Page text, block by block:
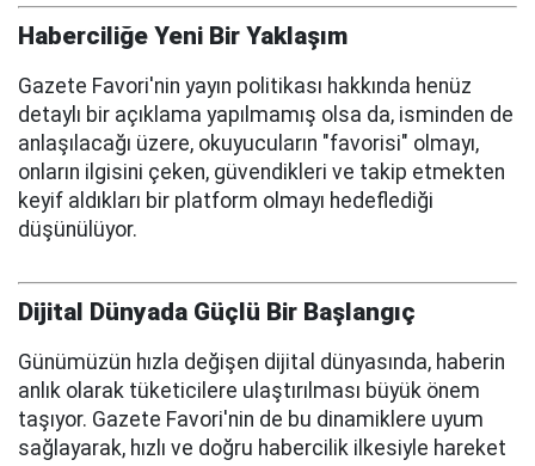
Haberciliğe Yeni Bir Yaklaşım
Gazete Favori'nin yayın politikası hakkında henüz
detaylı bir açıklama yapılmamış olsa da, isminden de
anlaşılacağı üzere, okuyucuların "favorisi" olmayı,
onların ilgisini çeken, güvendikleri ve takip etmekten
keyif aldıkları bir platform olmayı hedeflediği
düşünülüyor.
Dijital Dünyada Güçlü Bir Başlangıç
Günümüzün hızla değişen dijital dünyasında, haberin
anlık olarak tüketicilere ulaştırılması büyük önem
taşıyor. Gazete Favori'nin de bu dinamiklere uyum
sağlayarak, hızlı ve doğru habercilik ilkesiyle hareket